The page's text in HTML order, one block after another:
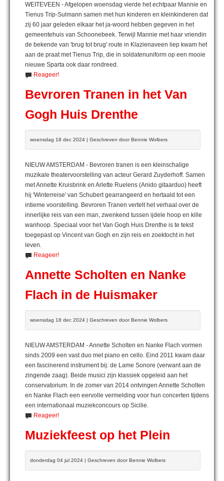
WEITEVEEN - Afgelopen woensdag vierde het echtpaar Mannie en
Tienus Trip-Sulmann samen met hun kinderen en kleinkinderen dat
zij 60 jaar geleden elkaar het ja-woord hebben gegeven in het
gemeentehuis van Schoonebeek. Terwijl Mannie met haar vriendin
de bekende van 'brug tot brug' route in Klazienaveen liep kwam het
aan de praat met Tienus Trip, die in soldatenuniform op een mooie
nieuwe Sparta ook daar rondreed.
Reageer!
Bevroren Tranen in het Van
Gogh Huis Drenthe
woensdag 18 dec 2024 | Geschreven door Bennie Wolbers
NIEUW AMSTERDAM - Bevroren tranen is een kleinschalige
muzikale theatervoorstelling van acteur Gerard Zuyderhoff. Samen
met Annette Kruisbrink en Arlette Ruelens (Anido gitaarduo) heeft
hij 'Winterreise' van Schubert gearrangeerd en hertaald tot een
intieme voorstelling. Bevroren Tranen vertelt het verhaal over de
innerlijke reis van een man, zwenkend tussen ijdele hoop en kille
wanhoop. Speciaal voor het Van Gogh Huis Drenthe is te tekst
toegepast op Vincent van Gogh en zijn reis en zoektocht in het
leven.
Reageer!
Annette Scholten en Nanke
Flach in de Huismaker
woensdag 18 dec 2024 | Geschreven door Bennie Wolbers
NIEUW AMSTERDAM - Annette Scholten en Nanke Flach vormen
sinds 2009 een vast duo met piano en cello. Eind 2011 kwam daar
een fascinerend instrument bij: de Lame Sonore (verwant aan de
zingende zaag). Beide musici zijn klassiek opgeleid aan het
conservatorium. In de zomer van 2014 ontvingen Annette Scholten
en Nanke Flach een eervolle vermelding voor hun concerten tijdens
een internationaal muziekconcours op Sicilie.
Reageer!
Muziekfeest op het Plein
donderdag 04 jul 2024 | Geschreven door Bennie Wolbers